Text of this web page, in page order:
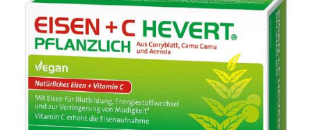
Gratis dazu
Neuheiten
Sale
Bio & Genuss
Diabetes
Körperpflege & Kosmetik